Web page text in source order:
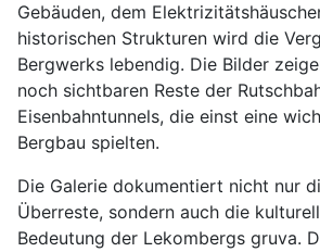
Gebäuden, dem
historischen Strukturen wird die
Bergwerks lebendig. Die Bilder
noch sichtbaren Reste der
Eisenbahntunnels, die einst eine
Bergbau spielten.
Die Galerie dokumentiert nicht nur
Überreste, sondern auch die
Bedeutung der Lekombergs gruva.